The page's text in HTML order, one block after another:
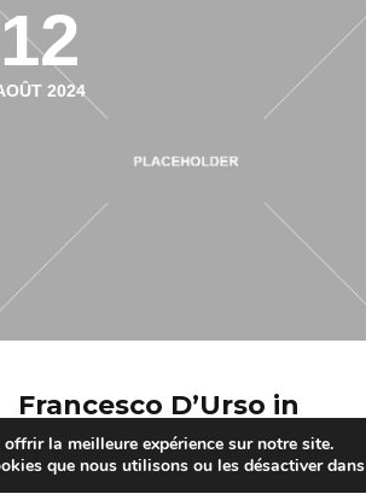
12
2024
Francesco D’Urso in
VAUD on te%
la meilleure expérience sur notre site.
que nous utilisons ou les désactiver dans